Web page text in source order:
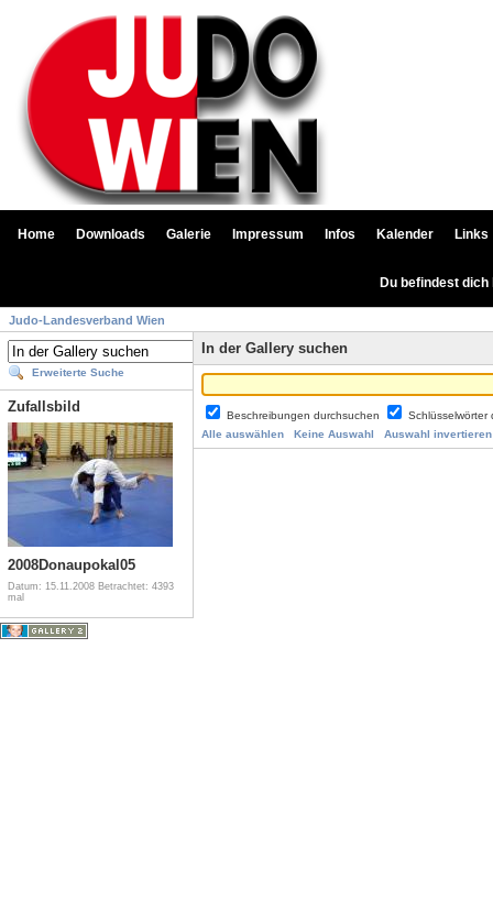
Home Downloads Galerie Impressum Infos Kalender Links
Du befindest
Judo-Landesverband Wien
Erweiterte Suche
Zufallsbild
2008Donaupokal05
Datum: 15.11.2008 Betrachtet: 4393
mal
In der Gallery suchen
Beschreibungen durchsuchen
Alle auswählen
Keine Auswahl Auswahl invertieren